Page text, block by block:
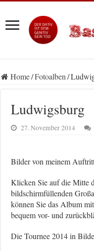
Home/Fotoalben/
Ludwigsburg
27. November 2014
Bilder von meinem
Klicken Sie auf die Mitte
bildschirmfüllenden
können Sie das Album
bequem vor- und
Die Tournee 2014 in